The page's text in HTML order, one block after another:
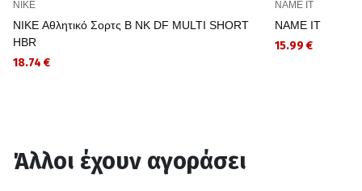
NIKE
NIKE Αθλητικό Σορτς B NK DF MULTI SHORT
HBR
18.74 €
NAME IT
NAME IT
15.99 €
Άλλοι έχουν αγοράσει